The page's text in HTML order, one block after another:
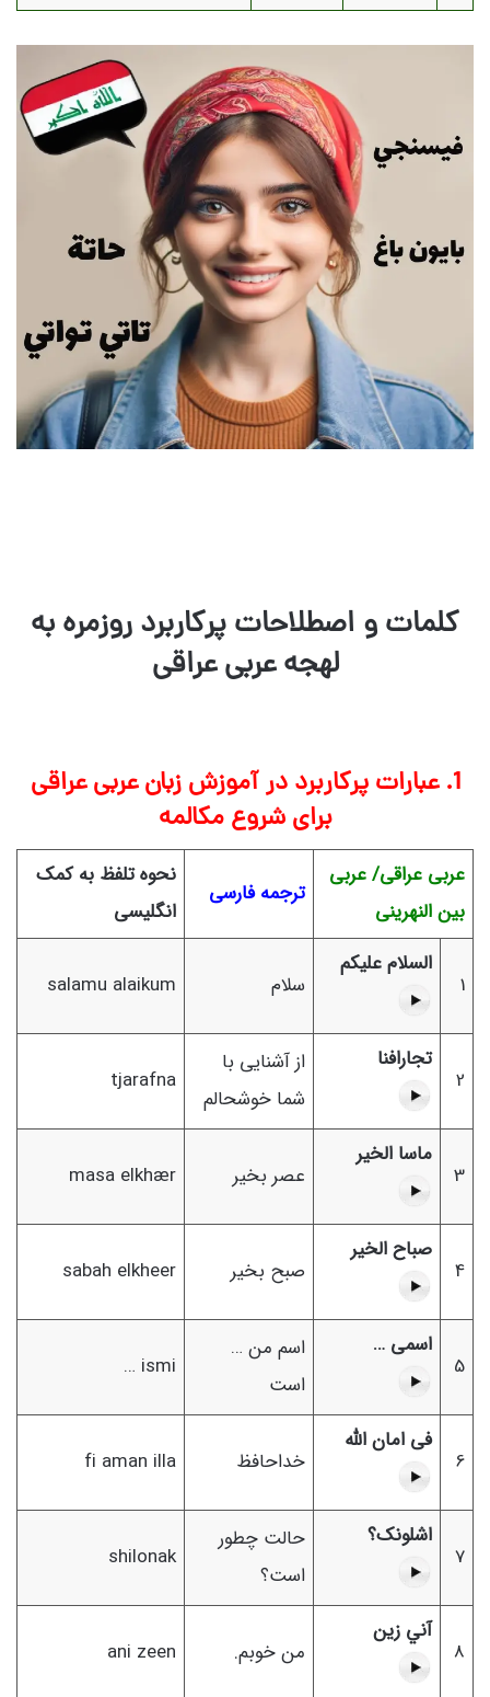
کلمات و اصطلاحات پرکاربرد روزمره به
لهجه عربی عراقی
1. عبارات پرکاربرد در آموزش زبان عربی عراقی
برای شروع مکالمه
عربی عراقی/ عربی
بین النهرینی
ترجمه فارسی
نحوه تلفظ به کمک
انگلیسی
1
السلام عليكم
سلام salamu alaikum
2
تجارافنا
از آشنایی با
شما خوشحالم
tjarafna
3
ماسا الخير
عصر بخیر masa elkhær
4
صباح الخير
صبح بخیر sabah elkheer
5
اسمی …
اسم من …
است
ismi …
6
فی امان الله
خداحافظ fi aman illa
7
اشلونک؟
حالت چطور
است؟
shilonak
8
آني زين
من خوبم. ani zeen